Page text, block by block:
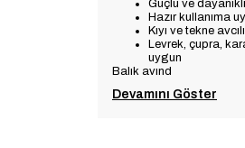
Güçlü ve
Hazır kullanıma
Kıyı ve tekne
Levrek, çupra,
uygun
Balık avınd
Devamını Göster